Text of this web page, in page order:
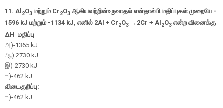
11. Al2O3 மற்றும் Cr2O3 ஆகியவற்றின்உருவாதல் என்தால்பி மதிப்புகள் முறையே -
1596 kJ மற்றும் -1134 kJ, எனில் 2Al + Cr2O3 → 2Cr + Al 2O3 என்ற வினைக்கு
ΔH மதிப்பு
அ)-1365 kJ
ஆ) 2730 kJ
இ)-2730 kJ
ஈ)-462 kJ
விடைகுறிப்பு:
ஈ)-462 kJ